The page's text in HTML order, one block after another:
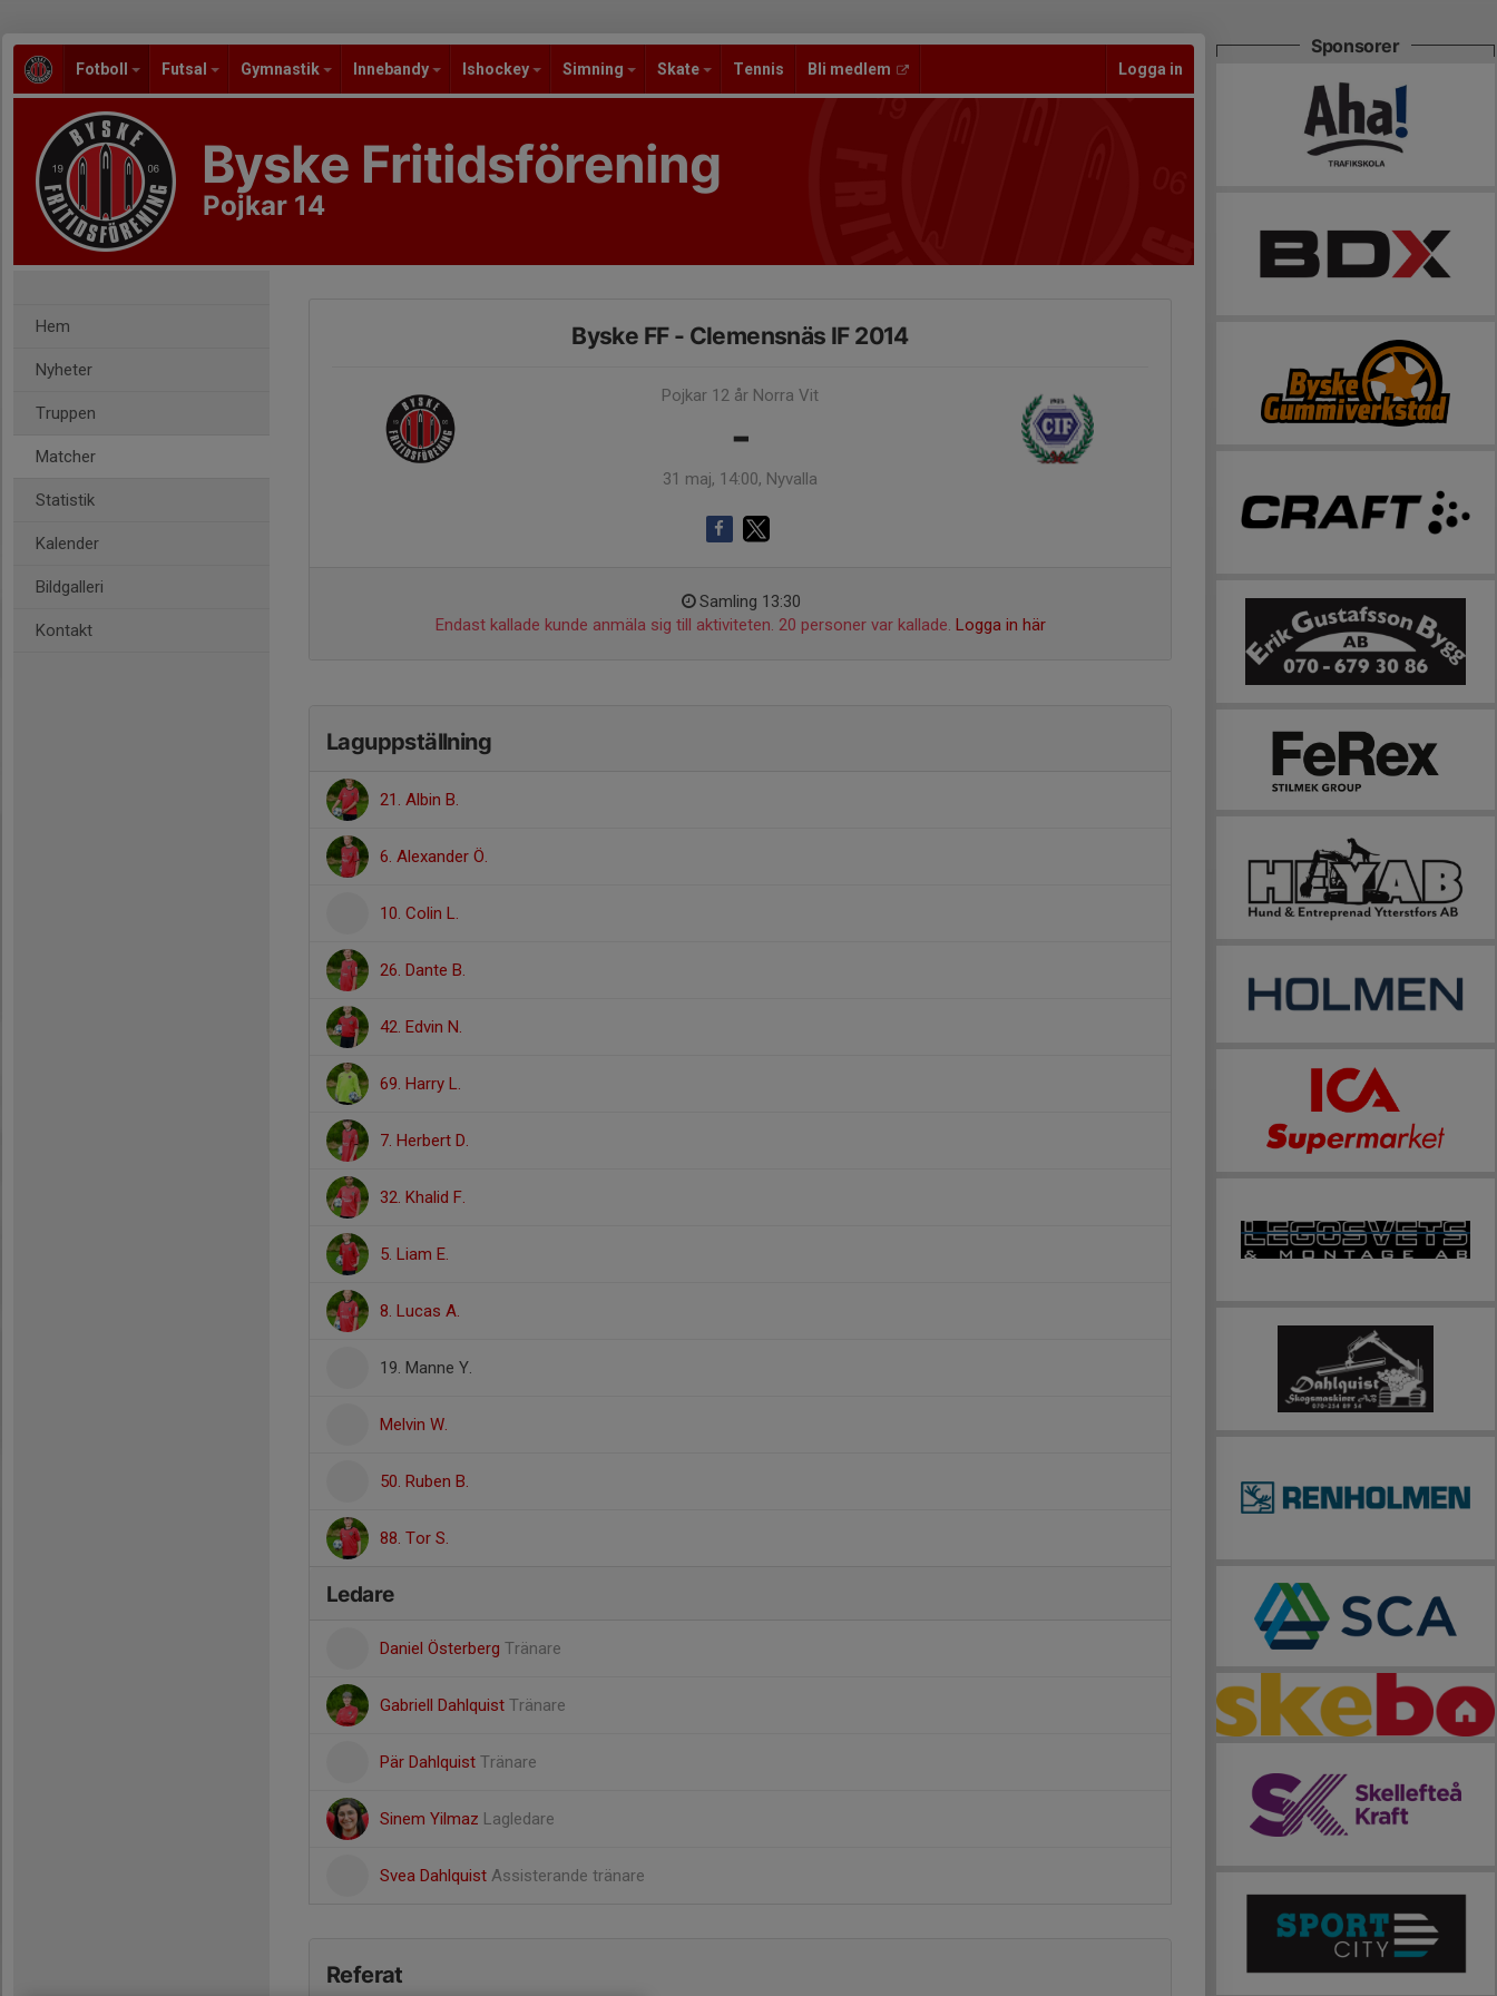
Fotboll Futsal Gymnastik Innebandy Ishockey Simning Skate Tennis Bli medlem Logga in
Byske Fritidsförening
Pojkar 14
Hem
Nyheter
Truppen
Matcher
Statistik
Kalender
Bildgalleri
Kontakt
Byske FF - Clemensnäs IF 2014
Pojkar 12 år Norra Vit
-
31 maj, 14:00, Nyvalla
Samling 13:30
Endast kallade kunde anmäla sig till aktiviteten. 20 personer var kallade. Logga in här
Laguppställning
21. Albin B.
6. Alexander Ö.
10. Colin L.
26. Dante B.
42. Edvin N.
69. Harry L.
7. Herbert D.
32. Khalid F.
5. Liam E.
8. Lucas A.
19. Manne Y.
Melvin W.
50. Ruben B.
88. Tor S.
Ledare
Daniel Österberg Tränare
Gabriell Dahlquist Tränare
Pär Dahlquist Tränare
Sinem Yilmaz Lagledare
Svea Dahlquist Assisterande tränare
Referat
Sponsorer